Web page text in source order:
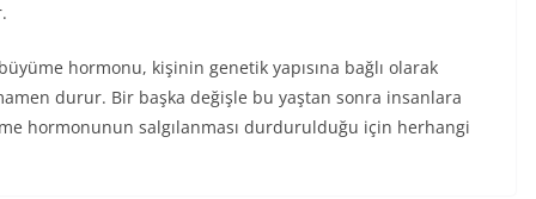
hormonu, kişinin genetik yapısına bağlı olarak
durur. Bir başka değişle bu yaştan sonra insanlara
hormonunun salgılanması durdurulduğu için herhangi